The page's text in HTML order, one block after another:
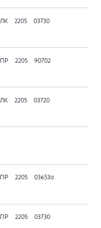
ЛК 2205 03730
ПР 2205 90702
ЛК 2205 03720
ПР 2205 03653а
ПР 2205 03730